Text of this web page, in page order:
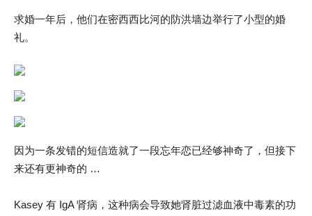
求婚一年后，他们在密西西比河的防洪墙边举行了小型的婚
礼。
因为一条发错的短信造就了一段忘年恋已经够神奇了，但接下
来还有更神奇的 …
Kasey 有 IgA 肾病，这种病会导致她肾脏过滤血液中毒素的功